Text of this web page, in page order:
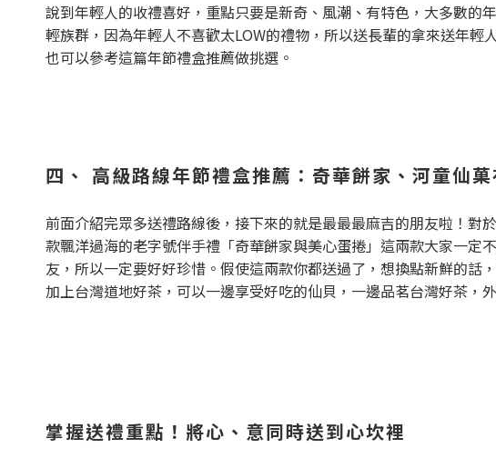
說到年輕人的收禮喜好，重點只要是新奇、風潮、有特色，大多數
輕族群，因為年輕人不喜歡太LOW的禮物，所以送長輩的拿來送年
也可以參考這篇年節禮盒推薦做挑選。
四、 高級路線年節禮盒推薦： 奇華餅家、河童仙
前面介紹完眾多送禮路線後，接下來的就是最最最麻吉的朋友啦！
款飄洋過海的老字號伴手禮「奇華餅家與美心蛋捲」這兩款大家一
友，所以一定要好好珍惜。假使這兩款你都送過了，想換點新鮮的話
加上台灣道地好茶，可以一邊享受好吃的仙貝，一邊品茗台灣好茶，
掌握送禮重點！將心、意同時送到心坎裡